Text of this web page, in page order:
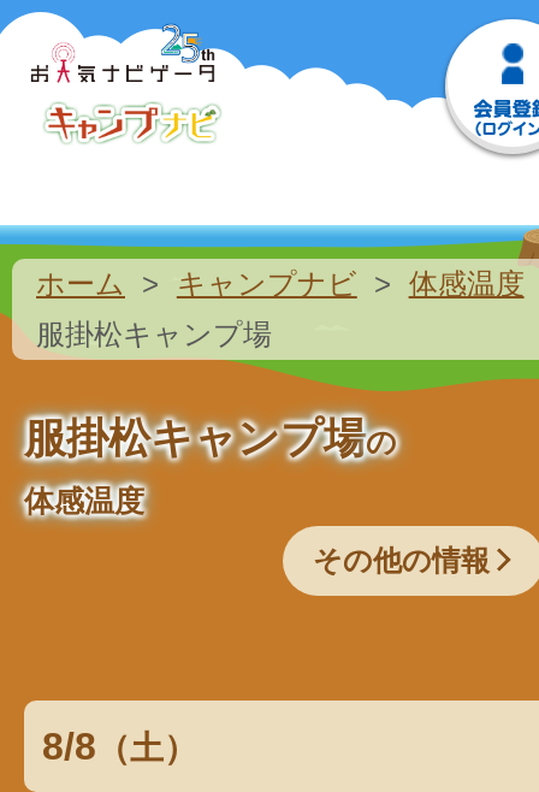
ホーム キャンプナビ
体感温度
服掛松キャンプ場
服掛松キャンプ場の
体感温度
その他の情報
8/8 （土）